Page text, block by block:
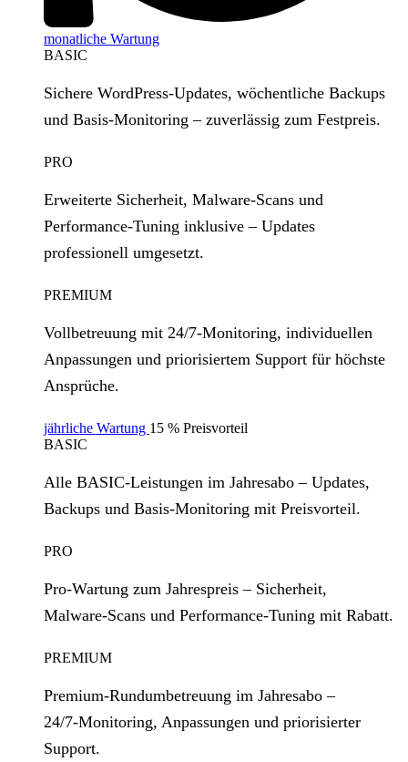
monatliche Wartung
BASIC
Sichere WordPress‑Updates, wöchentliche Backups
und Basis‑Monitoring – zuverlässig zum Festpreis.
PRO
Erweiterte Sicherheit, Malware‑Scans und
Performance‑Tuning inklusive – Updates
professionell umgesetzt.
PREMIUM
Vollbetreuung mit 24/7‑Monitoring, individuellen
Anpassungen und priorisiertem Support für höchste
Ansprüche.
jährliche Wartung 15 % Preisvorteil
BASIC
Alle BASIC‑Leistungen im Jahresabo – Updates,
Backups und Basis‑Monitoring mit Preisvorteil.
PRO
Pro‑Wartung zum Jahrespreis – Sicherheit,
Malware‑Scans und Performance‑Tuning mit Rabatt.
PREMIUM
Premium‑Rundumbetreuung im Jahresabo –
24/7‑Monitoring, Anpassungen und priorisierter
Support.